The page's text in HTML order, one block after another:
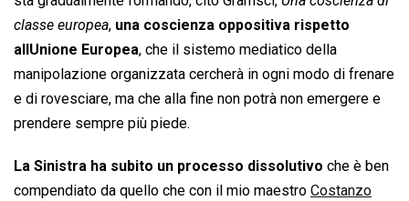
classe europea, una coscienza oppositiva rispetto
allUnione Europea, che il sistemo mediatico della
manipolazione organizzata cercherà in ogni modo di frenare
e di rovesciare, ma che alla fine non potrà non emergere e
prendere sempre più piede.
La Sinistra ha subito un processo dissolutivo che è ben
compendiato da quello che con il mio maestro Costanzo